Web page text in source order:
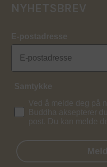
NYHETSBREV
E-postadresse
Samtykke
Ved å melde deg på
Buddha aksepterer
post. Du kan melde